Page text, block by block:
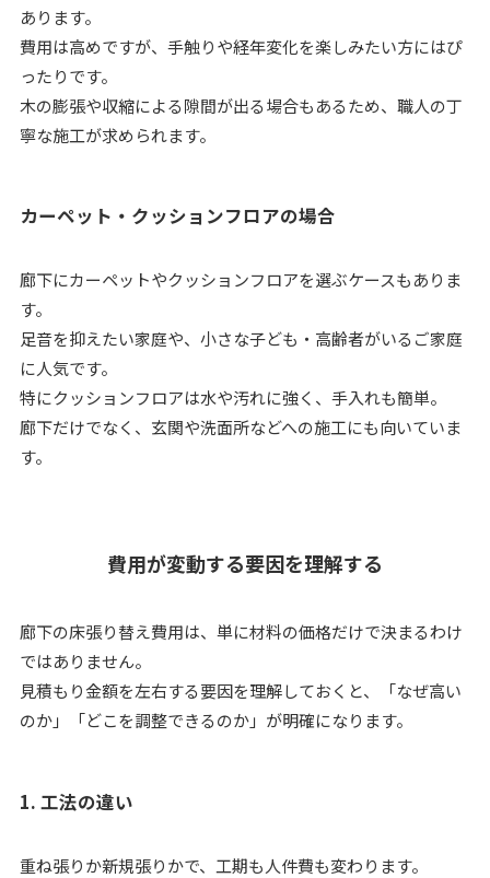
あります。
費用は高めですが、手触りや経年変化を楽しみたい方にはぴ
ったりです。
木の膨張や収縮による隙間が出る場合もあるため、職人の丁
寧な施工が求められます。
カーペット・クッションフロアの場合
廊下にカーペットやクッションフロアを選ぶケースもありま
す。
足音を抑えたい家庭や、小さな子ども・高齢者がいるご家庭
に人気です。
特にクッションフロアは水や汚れに強く、手入れも簡単。
廊下だけでなく、玄関や洗面所などへの施工にも向いていま
す。
費用が変動する要因を理解する
廊下の床張り替え費用は、単に材料の価格だけで決まるわけ
ではありません。
見積もり金額を左右する要因を理解しておくと、「なぜ高い
のか」「どこを調整できるのか」が明確になります。
1. 工法の違い
重ね張りか新規張りかで、工期も人件費も変わります。